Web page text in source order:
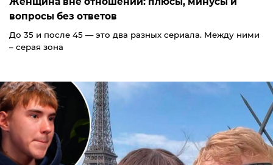
вопросы без ответов
До 35 и после 45 — это два разных сериала. Между ними
– серая зона